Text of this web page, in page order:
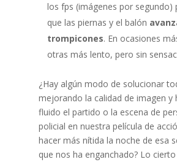
los fps (imágenes por segundo)
que las piernas y el balón
trompicones. En ocasiones
otras más lento, pero sin
¿Hay algún modo de solucionar
mejorando la calidad de imagen y
fluido el partido o la escena de
policial en nuestra película de
hacer más nítida la noche de esa
que nos ha enganchado? Lo